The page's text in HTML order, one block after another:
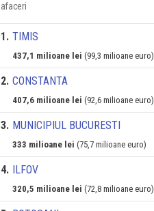
afaceri
1. TIMIS
437,1 milioane lei (99,3 milioane euro)
2. CONSTANTA
407,6 milioane lei (92,6 milioane euro)
3. MUNICIPIUL BUCURESTI
333 milioane lei (75,7 milioane euro)
4. ILFOV
320,5 milioane lei (72,8 milioane euro)